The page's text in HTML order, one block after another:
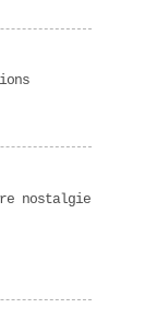
nostalgie